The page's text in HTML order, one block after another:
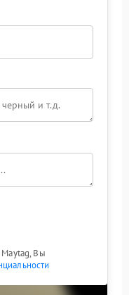
Maytag, Вы